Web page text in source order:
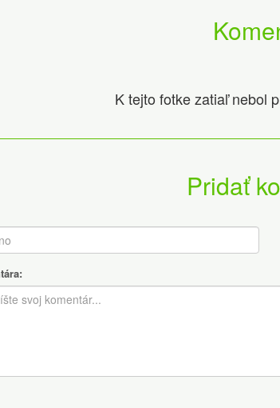
K tejto fotke zatiaľ nebol
Pridať